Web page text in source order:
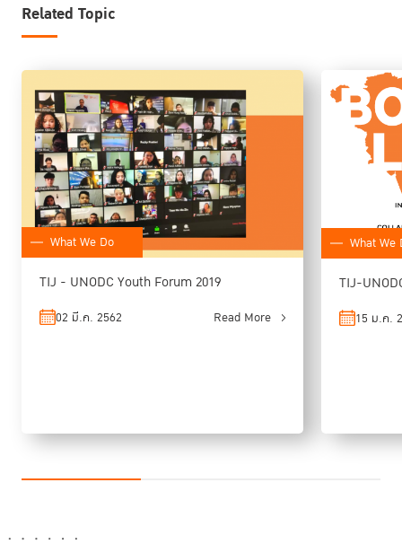
Related Topic
What We Do
TIJ - UNODC Youth Forum 2019
02 มี.ค. 2562 Read More
What We
TIJ-
15 ม.ค.